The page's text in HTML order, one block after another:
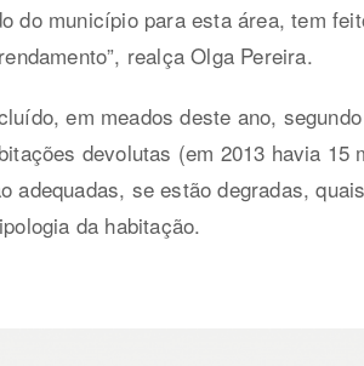
do município para esta área, tem
realça Olga Pereira.
em meados deste ano,
devolutas (em 2013 havia
adequadas, se estão degradas,
da habitação.